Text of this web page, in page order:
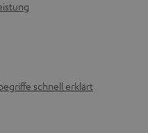
schnell erklärt